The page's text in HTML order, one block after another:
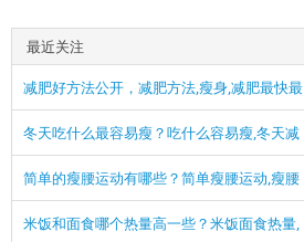
最近关注
减肥好方法公开，减肥方法,瘦身,减肥最快最
冬天吃什么最容易瘦？吃什么容易瘦,冬天减
简单的瘦腰运动有哪些？简单瘦腰运动,瘦腰
米饭和面食哪个热量高一些？米饭面食热量,